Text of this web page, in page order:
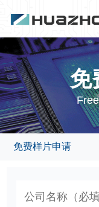
免
免费样片申请